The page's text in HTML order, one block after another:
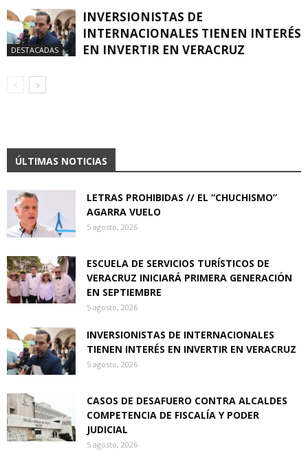
DESTACADAS
INVERSIONISTAS DE
INTERNACIONALES TIENEN INTERÉS
EN INVERTIR EN VERACRUZ
ÚLTIMAS NOTICIAS
LETRAS PROHIBIDAS // EL “CHUCHISMO”
AGARRA VUELO
5 agosto, 2026
ESCUELA DE SERVICIOS TURÍSTICOS DE
VERACRUZ INICIARÁ PRIMERA GENERACIÓN
EN SEPTIEMBRE
5 agosto, 2026
INVERSIONISTAS DE INTERNACIONALES
TIENEN INTERÉS EN INVERTIR EN VERACRUZ
5 agosto, 2026
CASOS DE DESAFUERO CONTRA ALCALDES
COMPETENCIA DE FISCALÍA Y PODER
JUDICIAL
5 agosto, 2026